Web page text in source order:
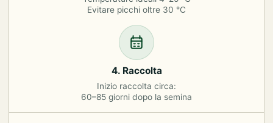
Evitare picchi oltre 30 °C
4. Raccolta
Inizio raccolta circa:
60–85 giorni dopo la semina